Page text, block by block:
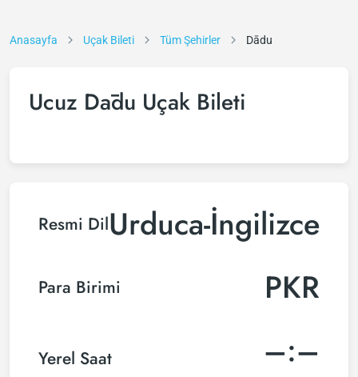
Anasayfa Uçak Bileti Tüm Şehirler Dādu
Ucuz Dādu Uçak Bileti
Resmi DilUrduca-İngilizce
Para Birimi PKR
Yerel Saat –:–